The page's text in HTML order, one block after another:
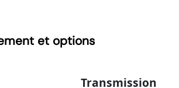
et options
Transmission